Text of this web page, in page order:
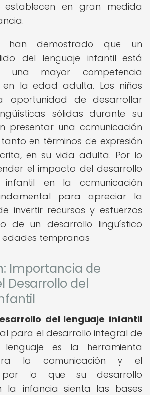
establecen en gran medida
han demostrado que un
del lenguaje infantil está
una mayor competencia
en la edad adulta. Los niños
oportunidad de desarrollar
sólidas durante su
presentar una comunicación
en términos de expresión
en su vida adulta. Por lo
el impacto del desarrollo
infantil en la comunicación
para apreciar la
invertir recursos y esfuerzos
de un desarrollo lingüístico
tempranas.
Importancia de
Desarrollo del
del lenguaje infantil
para el desarrollo integral de
lenguaje es la herramienta
la comunicación y el
por lo que su desarrollo
la infancia sienta las bases